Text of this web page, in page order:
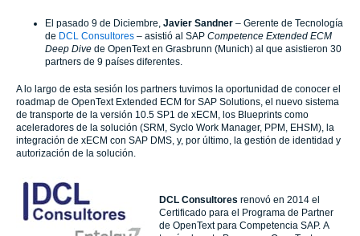
El pasado 9 de Diciembre, Javier Sandner – Gerente de Tecnología
de DCL Consultores – asistió al SAP Competence Extended ECM
Deep Dive de OpenText en Grasbrunn (Munich) al que asistieron 30
partners de 9 países diferentes.
A lo largo de esta sesión los partners tuvimos la oportunidad de conocer el
roadmap de OpenText Extended ECM for SAP Solutions, el nuevo sistema
de transporte de la versión 10.5 SP1 de xECM, los Blueprints como
aceleradores de la solución (SRM, Syclo Work Manager, PPM, EHSM), la
integración de xECM con SAP DMS, y, por último, la gestión de identidad y
autorización de la solución.
DCL Consultores renovó en 2014 el
Certificado para el Programa de Partner
de OpenText para Competencia SAP. A